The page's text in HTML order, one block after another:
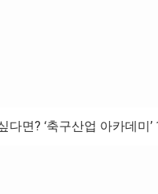
다면? ‘축구산업 아카데미’